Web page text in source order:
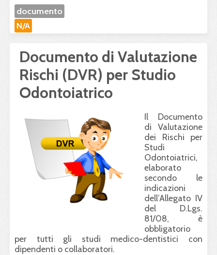
documento
N/A
Documento di Valutazione
Rischi (DVR) per Studio
Odontoiatrico
Il Documento
di Valutazione
dei Rischi per
Studi
Odontoiatrici,
elaborato
secondo le
indicazioni
dell’Allegato IV
del D.Lgs.
81/08, è
obbligatorio
per tutti gli studi medico-dentistici con
dipendenti o collaboratori.